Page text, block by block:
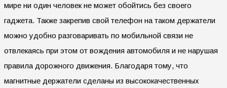
мире ни один человек не может обойтись без своего
гаджета. Также закрепив свой телефон на таком держатели
можно удобно разговаривать по мобильной связи не
отвлекаясь при этом от вождения автомобиля и не нарушая
правила дорожного движения. Благодаря тому, что
магнитные держатели сделаны из высококачественных